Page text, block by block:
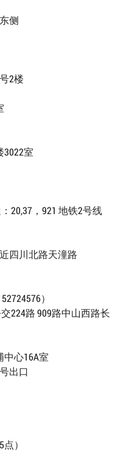
侧
2楼
室
20,37，921 地铁2号线
四川北路天潼路
）
224路 909路中山西路长
中心16A室
出口
）